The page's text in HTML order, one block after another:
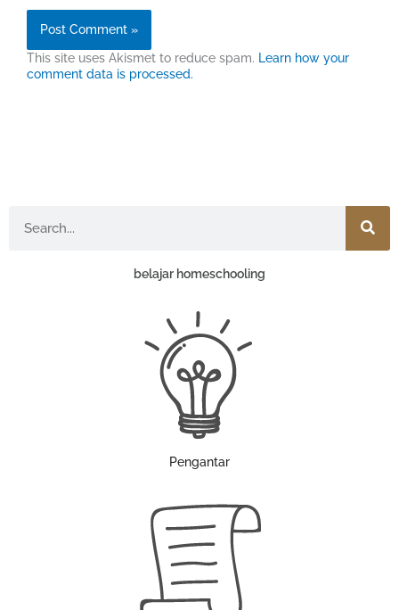
This site uses Akismet to reduce spam. Learn how your
comment data is processed.
belajar homeschooling
Pengantar